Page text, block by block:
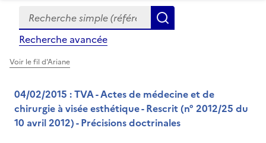
Formulaire
de
recherche
Recherche simple (références, mots clés, partie du
Recherche avancée
Voir le fil d'Ariane
04/02/2015 : TVA - Actes de médecine et de
chirurgie à visée esthétique - Rescrit (n° 2012/25 du
10 avril 2012) - Précisions doctrinales